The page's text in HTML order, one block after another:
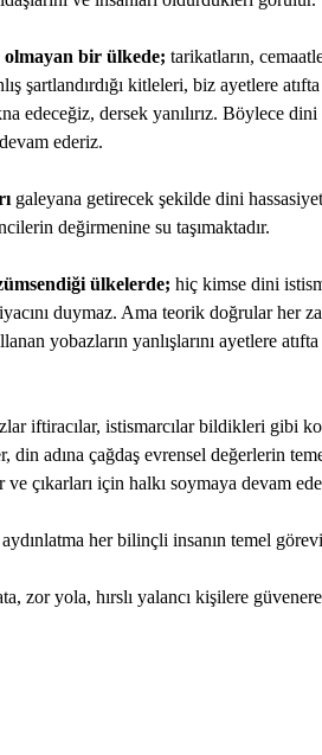
bir ülkede; tarikatların,
şartlandırdığı kitleleri, biz ayetlere
edeceğiz, dersek yanılırız. Böylece
ederiz.
galeyana getirecek şekilde dini
değirmenine su taşımaktadır.
ülkelerde; hiç kimse dini
duymaz. Ama teorik doğrular her
yobazların yanlışlarını ayetlere
iftiracılar, istismarcılar bildikleri gibi
adına çağdaş evrensel değerlerin
çıkarları için halkı soymaya devam
her bilinçli insanın temel
zor yola, hırslı yalancı kişilere